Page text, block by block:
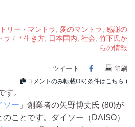
リー・マントラ, 愛のマントラ, 感謝の
ラ / ＊生き方, 日本国内, 社会, 竹下氏か
らの情報
ツイート Facebook
印刷
コメントのみ転載OK( 条件はこちら )
す。
ソー 」創業者の矢野博丈氏 (80)が
ことです。ダイソー（DAISO）